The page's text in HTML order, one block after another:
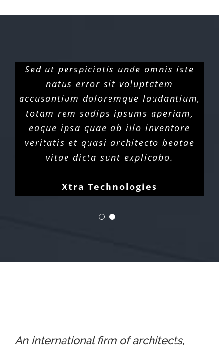
Sed ut perspiciatis unde omnis iste
natus error sit voluptatem
accusantium doloremque laudantium,
totam rem sadips ipsums aperiam,
eaque ipsa quae ab illo inventore
veritatis et quasi architecto beatae
vitae dicta sunt explicabo.
Xtra Technologies
An international firm of architects,